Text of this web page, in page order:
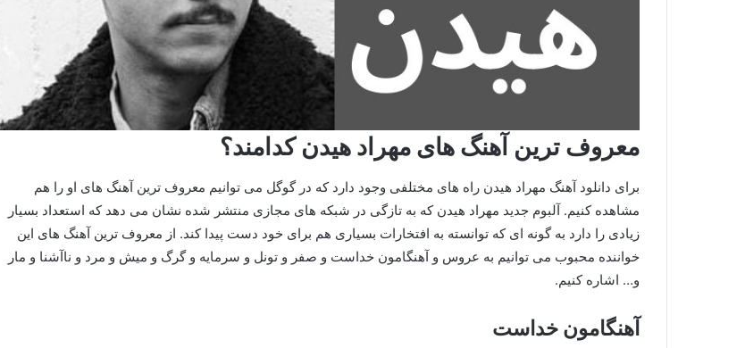
معروف ترین آهنگ های مهراد هیدن کدامند؟
برای دانلود آهنگ مهراد هیدن راه های مختلفی وجود دارد که در گوگل می توانیم معروف ترین آهنگ های او را هم
مشاهده کنیم. آلبوم جدید مهراد هیدن که به تازگی در شبکه های مجازی منتشر شده نشان می‌ دهد که استعداد بسیار
زیادی را دارد به گونه‌ ای که توانسته به افتخارات بسیاری هم برای خود دست پیدا کند. از معروف ترین آهنگ های این
خواننده محبوب می توانیم به عروس و آهنگامون خداست و صفر و تونل و سرمایه و گرگ و میش و مرد و ناآشنا و مار
و… اشاره کنیم.
آهنگامون خداست